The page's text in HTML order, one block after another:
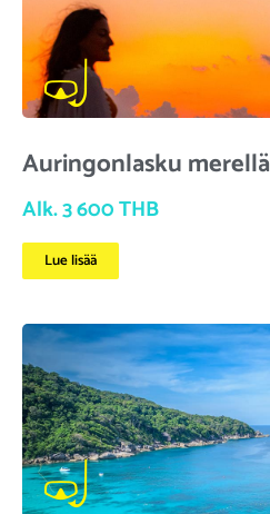
Auringonlasku merellä
Alk. 3 600 THB
Lue lisää